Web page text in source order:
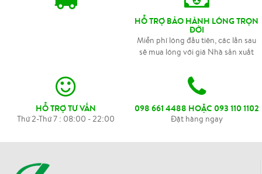
HỖ TRỢ BẢO HÀNH LÓNG TRỌN
ĐỜI
Miễn phí lóng đầu tiên, các lần sau
sẽ mua lóng với giá Nhà sản xuất
HỖ TRỢ TƯ VẤN
Thứ 2-Thứ 7 : 08:00 - 22:00
098 661 4488 HOẶC 093 110 1102
Đặt hàng ngay